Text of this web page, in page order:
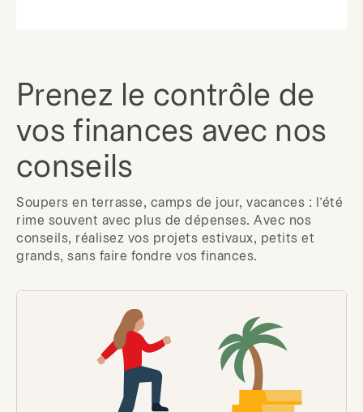
Prenez le contrôle de
vos finances avec nos
conseils
Soupers en terrasse, camps de jour, vacances : l’été
rime souvent avec plus de dépenses. Avec nos
conseils, réalisez vos projets estivaux, petits et
grands, sans faire fondre vos finances.